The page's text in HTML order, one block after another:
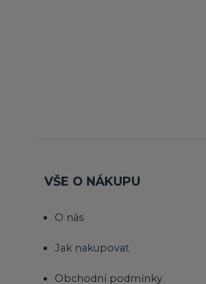
VŠE O NÁKUPU
O nás
Jak nakupovat
Obchodní podmínky